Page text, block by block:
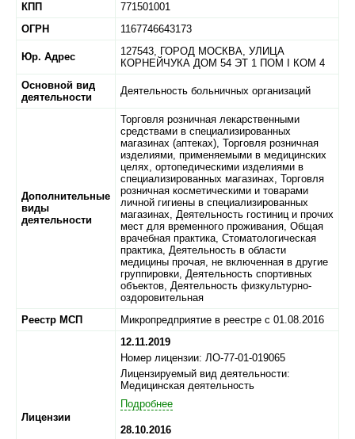
КПП
771501001
ОГРН
1167746643173
Юр. Адрес 127543, ГОРОД МОСКВА, УЛИЦА
КОРНЕЙЧУКА ДОМ 54 ЭТ 1 ПОМ I КОМ 4
Основной вид
деятельности
Деятельность больничных организаций
Дополнительные
виды
деятельности
Торговля розничная лекарственными
средствами в специализированных
магазинах (аптеках), Торговля розничная
изделиями, применяемыми в медицинских
целях, ортопедическими изделиями в
специализированных магазинах, Торговля
розничная косметическими и товарами
личной гигиены в специализированных
магазинах, Деятельность гостиниц и прочих
мест для временного проживания, Общая
врачебная практика, Стоматологическая
практика, Деятельность в области
медицины прочая, не включенная в другие
группировки, Деятельность спортивных
объектов, Деятельность физкультурно-
оздоровительная
Реестр МСП
Микропредприятие в реестре с 01.08.2016
Лицензии
12.11.2019
Номер лицензии: ЛО-77-01-019065
Лицензируемый вид деятельности:
Медицинская деятельность
Подробнее
28.10.2016